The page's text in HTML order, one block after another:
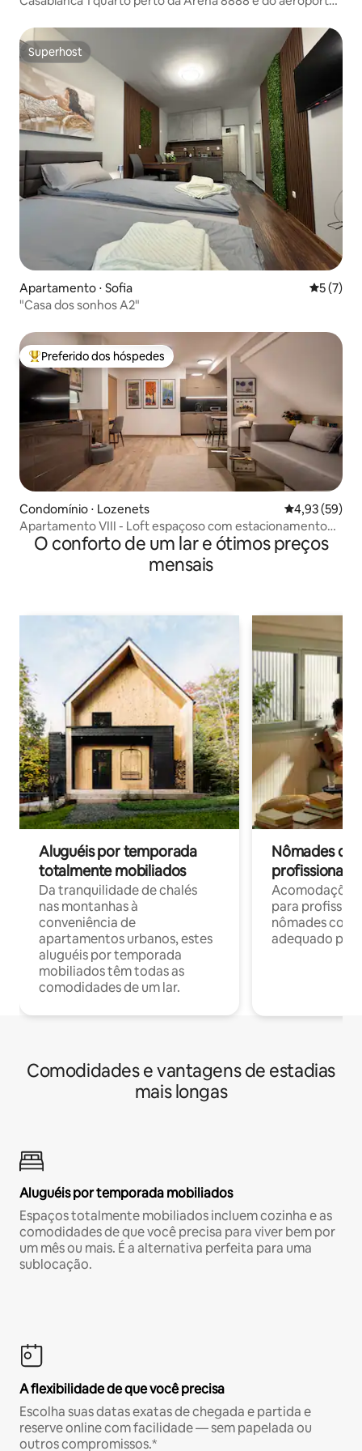
Superhost
Superhost
Apartamento ⋅ Sofia 5 de
5 (7)
"Casa dos sonhos A2"
Entre os melhores preferidos dos hóspedes
Preferido dos hóspedes
Condomínio ⋅ Lozenets 4,93 de uma
4,93 (59)
Apartamento VIII - Loft espaçoso com estacionamento
gratuito
O conforto de um lar e ótimos preços
mensais
Aluguéis por temporada
totalmente mobiliados
Da tranquilidade de chalés
nas montanhas à
conveniência de
apartamentos urbanos, estes
aluguéis por temporada
mobiliados têm todas as
comodidades de um lar.
Nômades
profissionais
para
nômades com
adequado
Comodidades e vantagens de estadias
mais longas
Aluguéis por temporada mobiliados
Espaços totalmente mobiliados incluem cozinha e as
comodidades de que você precisa para viver bem por
um mês ou mais. É a alternativa perfeita para uma
sublocação.
A flexibilidade de que você precisa
Escolha suas datas exatas de chegada e partida e
reserve online com facilidade — sem papelada ou
outros compromissos.*